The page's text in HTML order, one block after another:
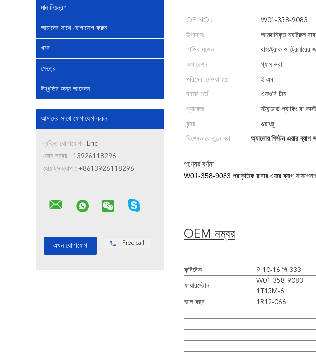
মান নিয়ন্ত্রণ
আমাদের সাথে যোগাযোগ করুন
খবর
ক্ষেত্রে
উদ্ধৃতির জন্য আবেদন
আমাদের সাথে যোগাযোগ করুন
ব্যক্তি যোগাযোগ : Eric
ফোন নম্বর : 13926118296
হোয়াটসঅ্যাপ : +8613926118296
Free call
OE NO.: W01-358-9083
উপাদান: আমদানিকৃত ন্যাট্রুল
গাড়ির মডেল: বাস/ট্রাক ও ট্রেলারের
অপারেশন: গ্যাস ভরা
পরিষেবা দেওয়া হয়: ই এম
দামের শর্ত: এফওবি চীন
প্যাকেজ: স্ট্যান্ডার্ড প্যাকিং বা
বন্দর: গুয়াংজু
বিশেষভাবে তুলে ধরা: অ্যালোয় পিস্টন এয়ার ব্যাগ
পণ্যের বর্ণনা
W01-358-9083 প্রাকৃতিক রাবার এয়ার ব্যাগ
OEM নম্বর
কন্টিটেক 9 10-16 পি 333
ফায়ারস্টোন
W01-358-9083
1T15M-6
ভাল বছর 1R12-066